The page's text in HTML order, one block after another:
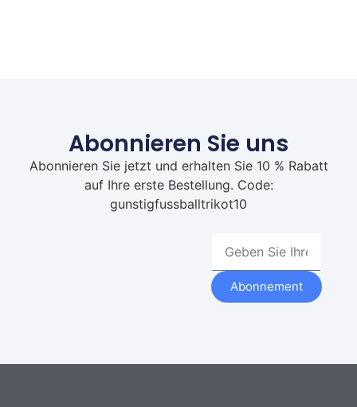
Abonnieren Sie uns
Abonnieren Sie jetzt und erhalten Sie 10 % Rabatt
auf Ihre erste Bestellung. Code:
gunstigfussballtrikot10
Abonnement